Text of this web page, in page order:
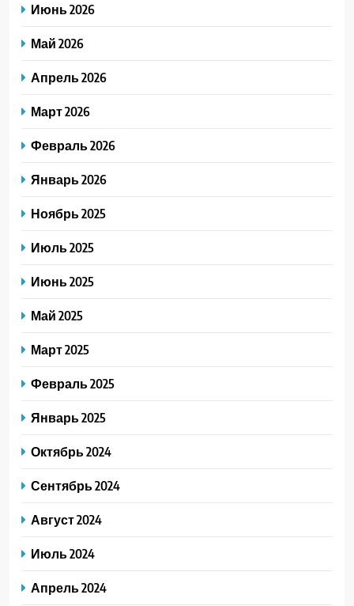
Июнь 2026
Май 2026
Апрель 2026
Март 2026
Февраль 2026
Январь 2026
Ноябрь 2025
Июль 2025
Июнь 2025
Май 2025
Март 2025
Февраль 2025
Январь 2025
Октябрь 2024
Сентябрь 2024
Август 2024
Июль 2024
Апрель 2024